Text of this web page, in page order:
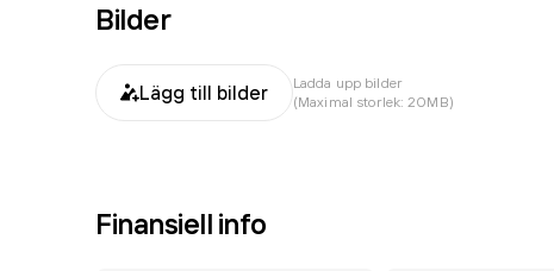
Bilder
Lägg till bilder
Ladda upp bilder
(Maximal storlek: 20MB)
Finansiell info